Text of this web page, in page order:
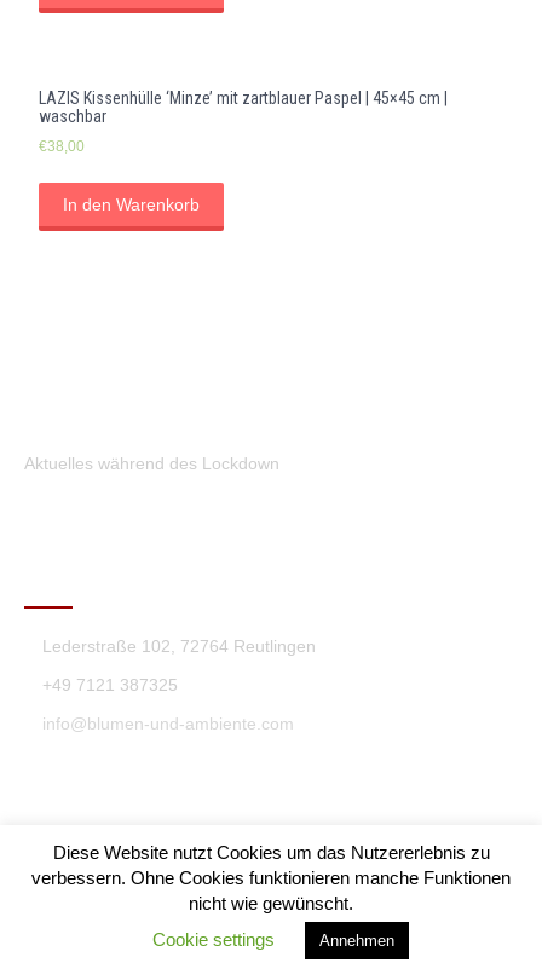
LAZIS Kissenhülle ‘Minze’ mit zartblauer Paspel | 45×45 cm |
waschbar
€38,00
In den Warenkorb
Aktuelles während des Lockdown
Lederstraße 102, 72764 Reutlingen
+49 7121 387325
info@blumen-und-ambiente.com
Blumen & Ambiente Theme By SKT Themes
Diese Website nutzt Cookies um das Nutzererlebnis zu
verbessern. Ohne Cookies funktionieren manche Funktionen
nicht wie gewünscht.
Cookie settings
Annehmen